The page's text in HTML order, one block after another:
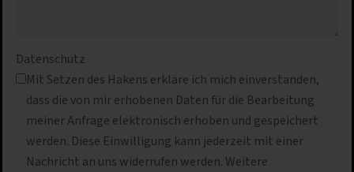
Datenschutz
Mit Setzen des Hakens erkläre ich mich einverstanden,
dass die von mir erhobenen Daten für die Bearbeitung
meiner Anfrage elektronisch erhoben und gespeichert
werden. Diese Einwilligung kann jederzeit mit einer
Nachricht an uns widerrufen werden. Weitere